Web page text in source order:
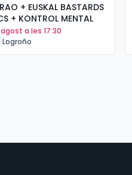
+ EUSKAL BASTARDS
+ KONTROL MENTAL
a les 17:30
Logroño